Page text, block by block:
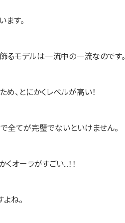
す。
るモデルは一流中の一流なのです。
、とにかくレベルが高い！
全てが完璧でないといけません。
オーラがすごい…！！
ね。